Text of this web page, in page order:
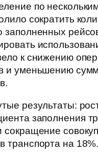
по
сократить
заполненных
к снижению
и уменьшению
результаты:
заполнения
сокращение
транспорта на 18%.